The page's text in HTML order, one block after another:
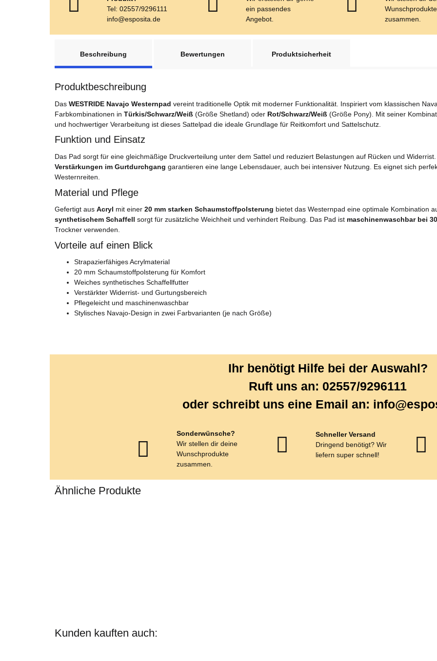
Tel: 02557/9296111
info@esposita.de
ein passendes
Angebot.
Wunschprodukte
zusammen.
Beschreibung
Bewertungen Produktsicherheit
Produktbeschreibung
Das WESTRIDE Navajo Westernpad vereint traditionelle Optik mit moderner Funktionalität. Inspiriert vom klassischen
Farbkombinationen in Türkis/Schwarz/Weiß (Größe Shetland) oder Rot/Schwarz/Weiß (Größe Pony). Mit seiner
und hochwertiger Verarbeitung ist dieses Sattelpad die ideale Grundlage für Reitkomfort und Sattelschutz.
Funktion und Einsatz
Das Pad sorgt für eine gleichmäßige Druckverteilung unter dem Sattel und reduziert Belastungen auf Rücken und
Verstärkungen im Gurtdurchgang garantieren eine lange Lebensdauer, auch bei intensiver Nutzung. Es eignet sich
Westernreiten.
Material und Pflege
Gefertigt aus Acryl mit einer 20 mm starken Schaumstoffpolsterung bietet das Westernpad eine optimale Kombination
synthetischem Schaffell sorgt für zusätzliche Weichheit und verhindert Reibung. Das Pad ist maschinenwaschbar bei
Trockner verwenden.
Vorteile auf einen Blick
Strapazierfähiges Acrylmaterial
20 mm Schaumstoffpolsterung für Komfort
Weiches synthetisches Schaffellfutter
Verstärkter Widerrist- und Gurtungsbereich
Pflegeleicht und maschinenwaschbar
Stylisches Navajo-Design in zwei Farbvarianten (je nach Größe)
Ihr benötigt Hilfe bei der Auswahl?
Ruft uns an: 02557/9296111
oder schreibt uns eine Email an:
Sonderwünsche?
Wir stellen dir deine
Wunschprodukte
zusammen.
Schneller Versand
Dringend benötigt? Wir
liefern super schnell!
Ähnliche Produkte
Kunden kauften auch: